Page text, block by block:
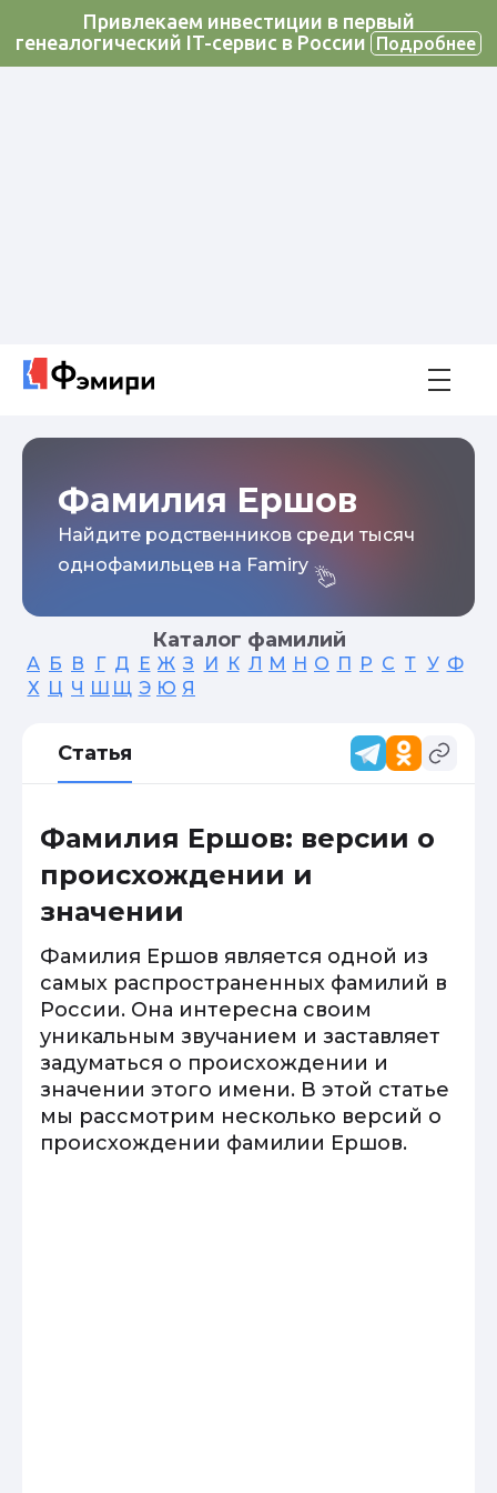
Привлекаем инвестиции в первый
генеалогический IT-сервис в России
Подробнее
Фамилия Ершов
Найдите родственников среди тысяч
однофамильцев на Famiry
Каталог фамилий
А Б В Г Д Е Ж З И К Л М Н О П Р С Т У Ф
Х Ц Ч Ш Щ Э Ю Я
Статья
Фамилия Ершов: версии о
происхождении и
значении
Фамилия Ершов является одной из
самых распространенных фамилий в
России. Она интересна своим
уникальным звучанием и заставляет
задуматься о происхождении и
значении этого имени. В этой статье
мы рассмотрим несколько версий о
происхождении фамилии Ершов.